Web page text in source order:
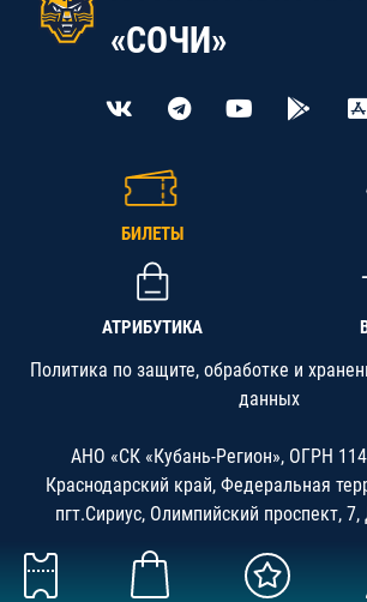
«СОЧИ»
БИЛЕТЫ
АТРИБУТИКА
Политика по защите, обработке и
данных
АНО «СК «Кубань-Регион», ОГРН
Краснодарский край, Федеральная
пгт.Сириус, Олимпийский проспект,